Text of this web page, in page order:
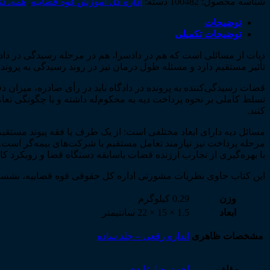
توضیحات
توضیحات تکمیلی
دیات از مسائلی است که هم در دادسرا، هم در مرحله رسیدگی در
تأثیر مستقیم دارد و مسئله طول درمان نیز در روند رسیدگی به
قضات رسیدگی­‌کننده به پرونده در دادگاه باید در رأی صادره،
تسلط کاملی بر نحوه پرداخت دیه به محکوم‌­له داشته و با چگونگی
کنند.
مسائل دیه دارای ابعاد مختلفی است: از یک طرف با فقه پیوند
مرحله پرداخت نیز نیازمند تعامل مستقیم با شرکت­‌های بیمه‌­گر
با بهره‌­گیری از تجارب ارزنده قضات باسابقه دستگاه قضا و
این کتاب حاوی نظریات مشورتی اداره کل حقوقی قوه قضاییه،
وزن
0.29 کیلوگرم
ابعاد
1.5 × 15 × 22 سانتیمتر
مشخصات ظاهری اندازه رقعی – جلد ساده